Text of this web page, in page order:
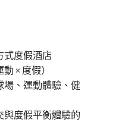
式度假酒店
× 度假）
場、運動體驗、健
與度假平衡體驗的